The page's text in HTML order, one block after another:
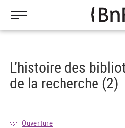
contenu
L’histoire des
de la recherche (2)
Ouverture